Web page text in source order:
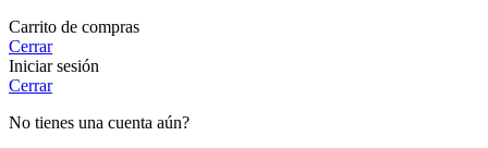
Carrito de compras
Cerrar
Iniciar sesión
Cerrar
No tienes una cuenta aún?